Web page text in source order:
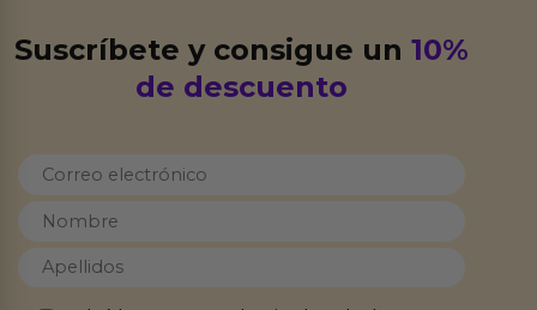
Suscríbete y consigue un10%
de descuento